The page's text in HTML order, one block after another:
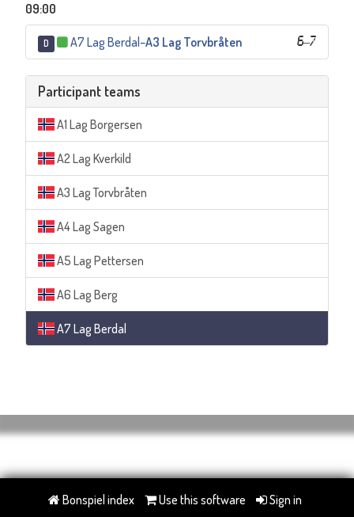
09:00
D 6–7
A7 Lag Berdal–A3 Lag Torvbråten
Participant teams
A1 Lag Borgersen
A2 Lag Kverkild
A3 Lag Torvbråten
A4 Lag Sagen
A5 Lag Pettersen
A6 Lag Berg
A7 Lag Berdal
Bonspiel index Use this software Sign in